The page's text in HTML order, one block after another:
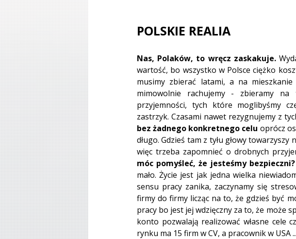
POLSKIE REALIA
Nas, Polaków, to wręcz zaskakuje.
wartość, bo wszystko w Polsce ciężko
musimy zbierać latami, a na
mimowolnie rachujemy - zbieramy na
przyjemności, tych które moglibyśmy
zastrzyk. Czasami nawet rezygnujemy z
bez żadnego konkretnego celu oprócz
długo. Gdzieś tam z tyłu głowy
więc trzeba zapomnieć o drobnych
móc pomyśleć, że jesteśmy bezpieczni?
mało. Życie jest jak jedna wielka
sensu pracy zanika, zaczynamy się
firmy do firmy licząc na to, że gdzieś być
pracy bo jest jej wdzięczny za to, że może
konto pozwalają realizować własne cele
rynku ma 15 firm w CV, a pracownik w USA